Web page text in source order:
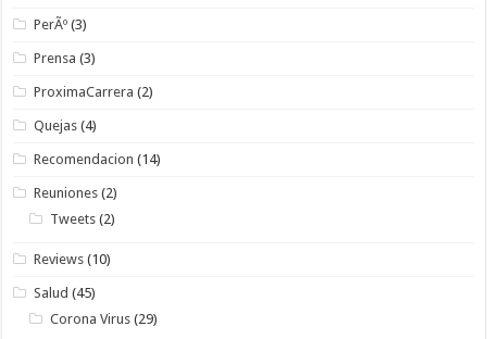
PerÃº (3)
Prensa (3)
ProximaCarrera (2)
Quejas (4)
Recomendacion (14)
Reuniones (2)
Tweets (2)
Reviews (10)
Salud (45)
Corona Virus (29)